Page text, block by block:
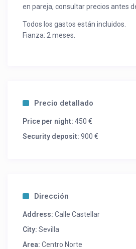
en pareja, consultar precios antes
Todos los gastos están incluidos.
Fianza: 2 meses.
Precio detallado
Price per night: 450 €
Security deposit: 900 €
Dirección
Address: Calle Castellar
City: Sevilla
Area: Centro Norte